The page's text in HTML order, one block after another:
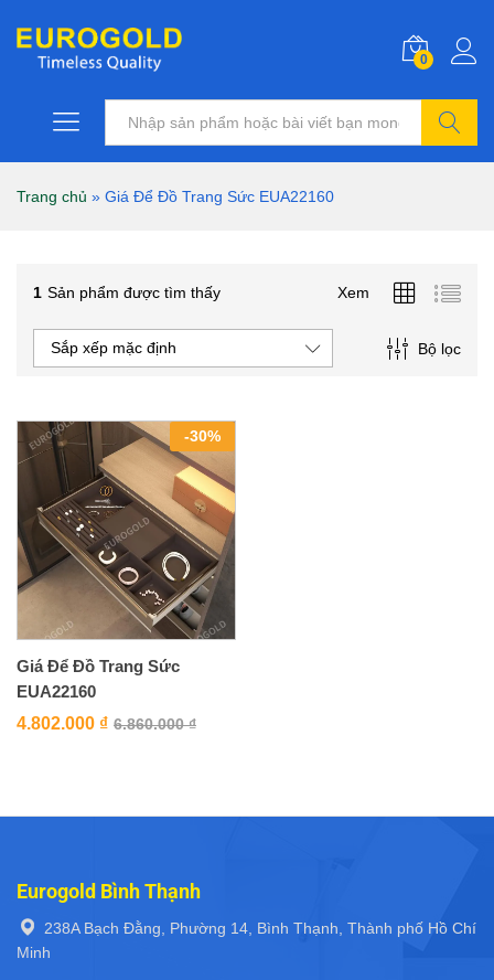
0
Trang chủ » Giá Để Đồ Trang Sức EUA22160
1 Sản phẩm được tìm thấy Xem
Bộ lọc
Sắp xếp mặc định
-30%
Giá Để Đồ Trang Sức
EUA22160
4.802.000 ₫ 6.860.000₫
Eurogold Bình Thạnh
238A Bạch Đằng, Phường 14, Bình Thạnh, Thành phố Hồ Chí
Minh